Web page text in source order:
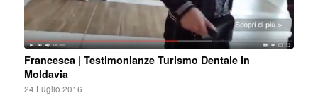
Francesca | Testimonianze Turismo Dentale in
Moldavia
24 Luglio 2016